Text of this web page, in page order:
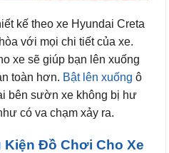
kế theo xe Hyundai Creta
với mọi chi tiết của xe.
xe sẽ giúp bạn lên xuống
toàn hơn. Bật lên xuống ô
bên sườn xe không bị hư
có va chạm xảy ra.
Đồ Chơi Cho Xe